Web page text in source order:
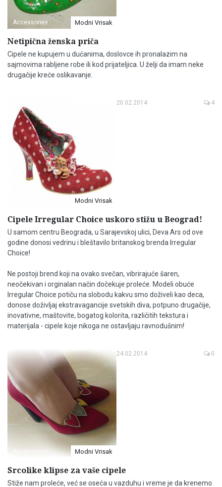
Accessories Modni Vrisak
Netipična ženska priča
Cipele ne kupujem u dućanima, doslovce ih pronalazim na
sajmovima rabljene robe ili kod prijateljica. U želji da imam neke
drugačije kreće oslikavanje.
Modni Vrisak
20.02.2014 4
Cipele Irregular Choice uskoro stižu u Beograd!
U samom centru Beograda, u Sarajevskoj ulici, Deva Ars od ove
godine donosi vedrinu i bleštavilo britanskog brenda Irregular
Choice!
Ne postoji brend koji na ovako svečan, vibrirajuće šaren,
neočekivan i orginalan način dočekuje proleće. Modeli obuće
Irregular Choice potiču na slobodu kakvu smo doživeli kao deca,
donose doživljaj ekstravagancije svetskih diva, potpuno drugačije,
inovativne, maštovite, bogatog kolorita, različitih tekstura i
materijala - cipele koje nikoga ne ostavljaju ravnodušnim!
Accessories Modni Vrisak
24.02.2014 0
Srcolike klipse za vaše cipele
Stiže nam proleće, već se oseća u vazduhu i vreme je da krenemo